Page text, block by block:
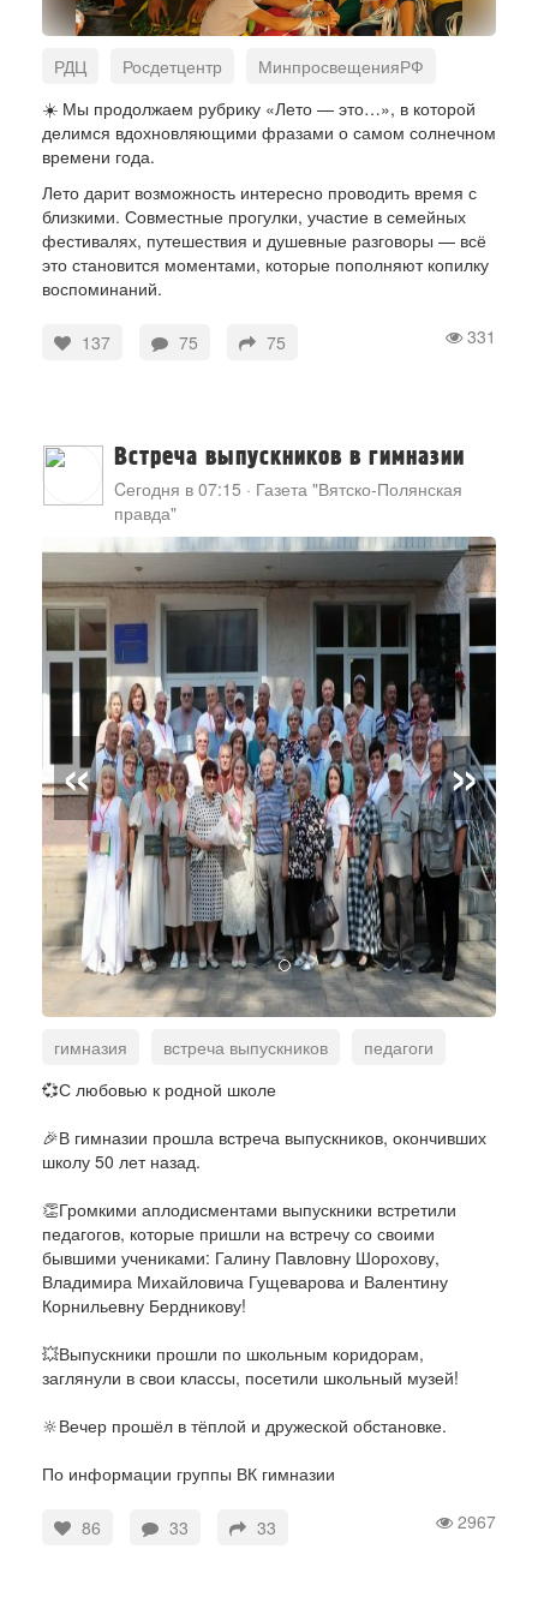
РДЦ Росдетцентр
МинпросвещенияРФ
☀️ Мы продолжаем рубрику «Лето — это…», в которой
делимся вдохновляющими фразами о самом солнечном
времени года.
Лето дарит возможность интересно проводить время с
близкими. Совместные прогулки, участие в семейных
фестивалях, путешествия и душевные разговоры — всё
это становится моментами, которые пополняют копилку
воспоминаний.
331
137 75 75
Встреча выпускников в гимназии
Cегодня в 07:15 · Газета "Вятско-Полянская
правда"
« »
гимназия встреча выпускников
педагоги
школьный музей
💞С любовью к родной школе
🎉В гимназии прошла встреча выпускников, окончивших
школу 50 лет назад.
👏Громкими аплодисментами выпускники встретили
педагогов, которые пришли на встречу со своими
бывшими учениками: Галину Павловну Шорохову,
Владимира Михайловича Гущеварова и Валентину
Корнильевну Бердникову!
💥Выпускники прошли по школьным коридорам,
заглянули в свои классы, посетили школьный музей!
🔆Вечер прошёл в тёплой и дружеской обстановке.
По информации группы ВК гимназии
2967
86 33 33